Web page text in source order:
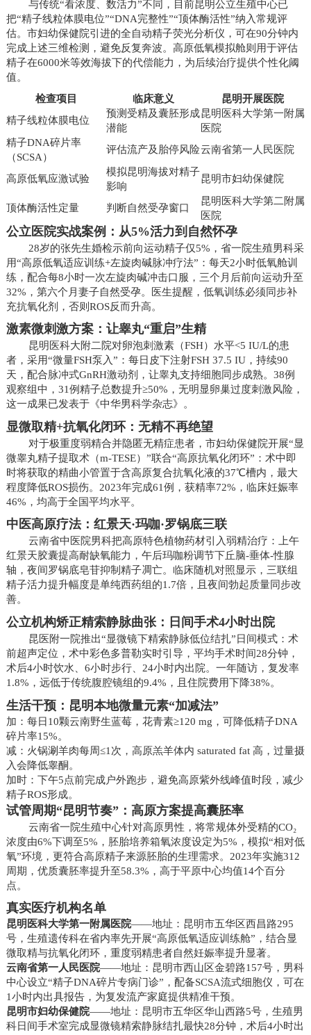
与传统“看浓度、数活力”不同，目前昆明公立生殖中心已
把“精子线粒体膜电位”“DNA完整性”“顶体酶活性”纳入常规评
估。市妇幼保健院引进的全自动精子荧光分析仪，可在90分钟内
完成上述三维检测，避免反复奔波。高原低氧模拟舱则用于评估
精子在6000米等效海拔下的代偿能力，为后续治疗提供个性化阈
值。
检查项目
临床意义
昆明开展医院
精子线粒体膜电位
预测受精及囊胚形成
潜能
昆明医科大学第一附属
医院
精子DNA碎片率
（SCSA）
评估流产及胎停风险云南省第一人民医院
高原低氧应激试验
模拟昆明海拔对精子
影响
昆明市妇幼保健院
顶体酶活性定量 判断自然受孕窗口
昆明医科大学第二附属
医院
公立医院实战案例：从5%活力到自然怀孕
28岁的张先生婚检示前向运动精子仅5%，省一院生殖男科采
用“高原低氧适应训练+左旋肉碱脉冲疗法”：每天2小时低氧舱训
练，配合每8小时一次左旋肉碱冲击口服，三个月后前向运动升至
32%，第六个月妻子自然受孕。医生提醒，低氧训练必须同步补
充抗氧化剂，否则ROS反而升高。
激素微刺激方案：让睾丸“重启”生精
昆明医科大附二院对卵泡刺激素（FSH）水平<5 IU/L的患
者，采用“微量FSH泵入”：每日皮下注射FSH 37.5 IU，持续90
天，配合脉冲式GnRH激动剂，让睾丸支持细胞同步成熟。38例
观察组中，31例精子总数提升≥50%，无明显卵巢过度刺激风险，
这一成果已发表于《中华男科学杂志》。
显微取精+抗氧化闭环：无精不再绝望
对于极重度弱精合并隐匿无精症患者，市妇幼保健院开展“显
微睾丸精子提取术（m-TESE）”联合“高原抗氧化闭环”：术中即
时将获取的精曲小管置于含高原复合抗氧化液的37℃槽内，最大
程度降低ROS损伤。2023年完成61例，获精率72%，临床妊娠率
46%，均高于全国平均水平。
中医高原疗法：红景天·玛咖·罗锅底三联
云南省中医院男科把高原特色植物药材引入弱精治疗：上午
红景天胶囊提高耐缺氧能力，午后玛咖粉调节下丘脑-垂体-性腺
轴，夜间罗锅底皂苷抑制精子凋亡。临床随机对照显示，三联组
精子活力提升幅度是单纯西药组的1.7倍，且夜间勃起质量同步改
善。
公立机构矫正精索静脉曲张：日间手术4小时出院
昆医附一院推出“显微镜下精索静脉低位结扎”日间模式：术
前超声定位，术中彩色多普勒实时引导，平均手术时间28分钟，
术后4小时饮水、6小时步行、24小时内出院。一年随访，复发率
1.8%，远低于传统腹腔镜组的9.4%，且住院费用下降38%。
生活干预：昆明本地微量元素“加减法”
加：每日10颗云南野生蓝莓，花青素≥120 mg，可降低精子DNA
碎片率15%。
减：火锅涮羊肉每周≤1次，高原羔羊体内 saturated fat 高，过量摄
入会降低睾酮。
加时：下午5点前完成户外跑步，避免高原紫外线峰值时段，减少
精子ROS形成。
试管周期“昆明节奏”：高原方案提高囊胚率
云南省一院生殖中心针对高原男性，将常规体外受精的CO₂
浓度由6%下调至5%，胚胎培养箱氧浓度设定为5%，模拟“相对低
氧”环境，更符合高原精子来源胚胎的生理需求。2023年实施312
周期，优质囊胚率提升至58.3%，高于平原中心均值14个百分
点。
真实医疗机构名单
昆明医科大学第一附属医院——地址：昆明市五华区西昌路295
号，生殖遗传科在省内率先开展“高原低氧适应训练舱”，结合显
微取精与抗氧化闭环，重度弱精患者自然妊娠率提升显著。
云南省第一人民医院——地址：昆明市西山区金碧路157号，男科
中心设立“精子DNA碎片专病门诊”，配备SCSA流式细胞仪，可在
1小时内出具报告，为复发流产家庭提供精准干预。
昆明市妇幼保健院——地址：昆明市五华区华山西路5号，生殖男
科日间手术室完成显微镜精索静脉结扎最快28分钟，术后4小时出